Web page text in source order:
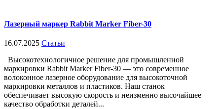
Лазерный маркер Rabbit Marker Fiber-30
16.07.2025 Статьи
Высокотехнологичное решение для промышленной
маркировки Rabbit Marker Fiber-30 — это современное
волоконное лазерное оборудование для высокоточной
маркировки металлов и пластиков. Наш станок
обеспечивает высокую скорость и неизменно высочайшее
качество обработки деталей...